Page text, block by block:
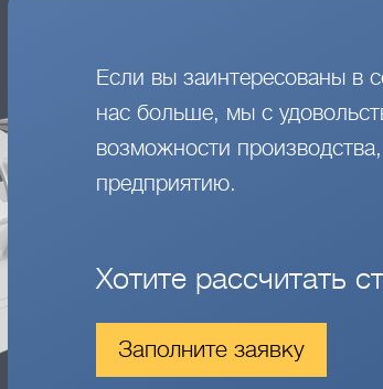
Если вы заинтересованы в
нас больше, мы с
возможности
предприятию.
Хотите рассчитать
Заполните заявку